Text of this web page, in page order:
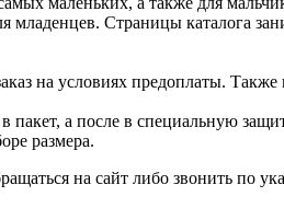
Страницы каталога
на условиях предоплаты. Также
пакет, а после в специальную
размера.
на сайт либо звонить по